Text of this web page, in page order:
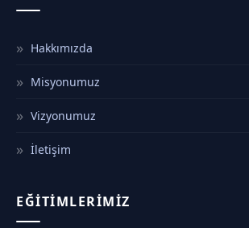
Hakkımızda
Misyonumuz
Vizyonumuz
İletişim
EĞITIMLERIMIZ